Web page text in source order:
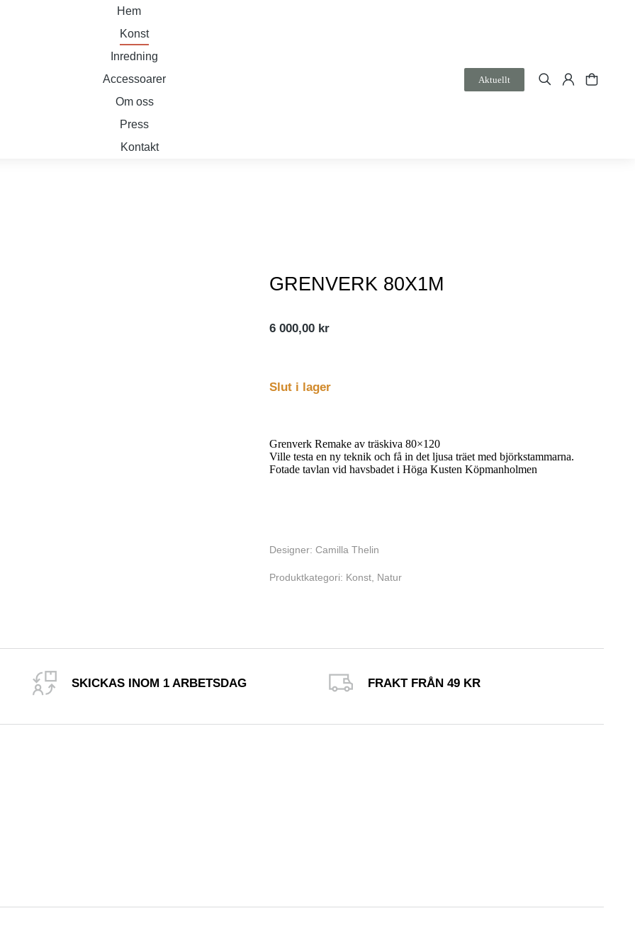
Hem
Konst
Inredning
Accessoarer
Om oss
Press
Kontakt
Aktuellt
GRENVERK 80X1M
6 000,00 kr
Slut i lager
Grenverk Remake av träskiva 80×120
Ville testa en ny teknik och få in det ljusa träet med björkstammarna.
Fotade tavlan vid havsbadet i Höga Kusten Köpmanholmen
Designer: Camilla Thelin
Produktkategori: Konst, Natur
SKICKAS INOM 1 ARBETSDAG FRAKT FRÅN 49 KR